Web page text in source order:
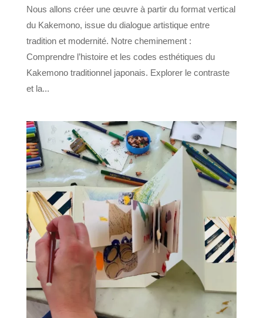
Nous allons créer une œuvre à partir du format vertical
du Kakemono, issue du dialogue artistique entre
tradition et modernité. Notre cheminement :
Comprendre l’histoire et les codes esthétiques du
Kakemono traditionnel japonais. Explorer le contraste
et la...